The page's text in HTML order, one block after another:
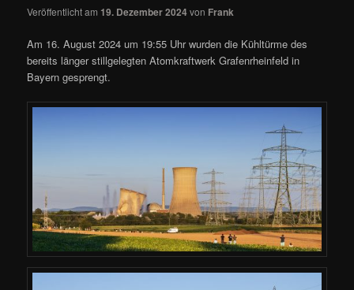
Veröffentlicht am 19. Dezember 2024von Frank
Am 16. August 2024 um 19:55 Uhr wurden die Kühltürme des
bereits länger stillgelegten Atomkraftwerk Grafenrheinfeld in
Bayern gesprengt.